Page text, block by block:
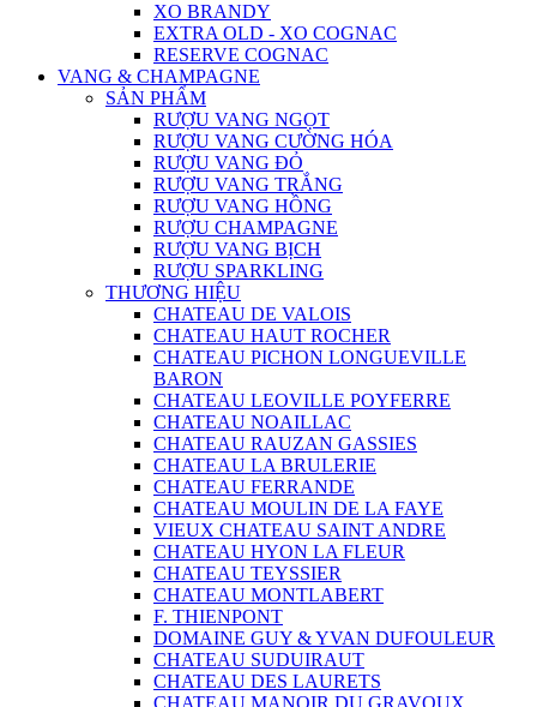
XO BRANDY
EXTRA OLD - XO COGNAC
RESERVE COGNAC
VANG & CHAMPAGNE
SẢN PHẨM
RƯỢU VANG NGỌT
RƯỢU VANG CƯỜNG HÓA
RƯỢU VANG ĐỎ
RƯỢU VANG TRẮNG
RƯỢU VANG HỒNG
RƯỢU CHAMPAGNE
RƯỢU VANG BỊCH
RƯỢU SPARKLING
THƯƠNG HIỆU
CHATEAU DE VALOIS
CHATEAU HAUT ROCHER
CHATEAU PICHON LONGUEVILLE
BARON
CHATEAU LEOVILLE POYFERRE
CHATEAU NOAILLAC
CHATEAU RAUZAN GASSIES
CHATEAU LA BRULERIE
CHATEAU FERRANDE
CHATEAU MOULIN DE LA FAYE
VIEUX CHATEAU SAINT ANDRE
CHATEAU HYON LA FLEUR
CHATEAU TEYSSIER
CHATEAU MONTLABERT
F. THIENPONT
DOMAINE GUY & YVAN DUFOULEUR
CHATEAU SUDUIRAUT
CHATEAU DES LAURETS
CHATEAU MANOIR DU GRAVOUX